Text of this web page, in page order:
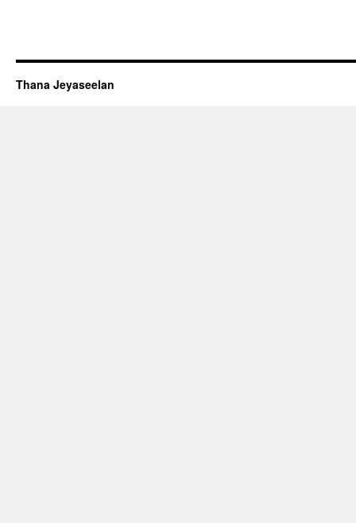
Thana Jeyaseelan